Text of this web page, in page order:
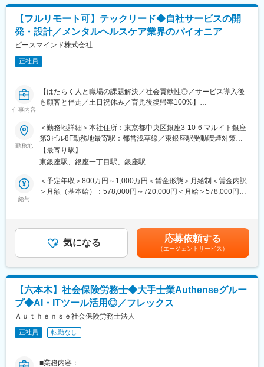
・大型＆新規プロジェクトに携わりたい方
・社会貢献の高い仕事がしたい方
・会社や事業を共につくりあげていきたい方
・専門特化するのではなく、幅広くチャレンジしたい方
変更の範囲：会社の定める業務
◇クライアントニーズやプロジェクト要件に応じた最適なソリュ
ーションの提案
◇開発プロセスの進捗管理、課題解決、品質管理
■ポジションの特徴：
ケーションをとりながら、5名程度のチームでプロダクト開発をリ
ードいただくポジションです。
■クライアント：
交通事業者や自動車業界関連の企業を中心に、自治体やインフラ
企業等、幅広いクライアントとかかわります。
※基本的に大手のプライム案件です。
■プロジェクト例：
・モビリティハブの運営・回遊性向上など、モビリティにかかわ
・位置情報を使用した次世代水素プラントの配送効率化システム
開発
・交通事業者向け自社の電子チケットアプリ開発
・位置情報を使用したポイント・クーポンアプリ開発
■アーバンテック：
「都市生活と都市の持続可能性をアップデートする技術」です。
■こんな方にぴったり：
・大型＆新規プロジェクトに携わりたい方
・専門特化するのではなく、幅広くチャレンジしたい方
【フルリモート可】テックリード◆自社サービスの開
発・設計／メンタルヘルスケア業界のパイオニア
ピースマインド株式会社
正社員
仕事内容
【はたらく人と職場の課題解決／社会貢献性◎／サービス導入後
も顧客と伴走／土日祝休み／育児後復帰率100%】
■業務内容：
テックリードとして、企業向けメンタルヘルスプラットフォーム
の開発をご担当いただきます。
■具体的な業務内容：
・開発チームの設計、実装のフォロー
・プロダクトの問い合わせ調査
・重要プロジェクトの技術設計、実装のリード
行
・プロダクトの技術選定、アーキテクチャ設計、技術的意思決定
の推進
・データベース：PostgreSQL
・ソースコード管理：GitHub + copilot
・インフラ：Heroku、AWS
■自社サービスについて：
◇ピースマインドが提供する企業向けメンタルヘルスのプラット
勤務地
＜勤務地詳細＞本社住所：東京都中央区銀座3-10-6 マルイト銀座
第3ビル8F勤務地最寄駅：都営浅草線／東銀座駅受動喫煙対策：
屋内全面禁煙変更の範囲：会社の定める事業所（リモートワーク
含む）
【最寄り駅】
東銀座駅、銀座一丁目駅、銀座駅
給与
＜予定年収＞800万円～1,000万円＜賃金形態＞月給制＜賃金内訳
＞月額（基本給）：578,000円～720,000円＜月給＞578,000円～
までも目安の金額であり、選考を通じて上下する可能性がありま
す。月給(月額)は固定手当を含めた表記です。
気になる 応募依頼する
（エージェントサービス）
【六本木】社会保険労務士◆大手士業Authenseグルー
プ◆AI・ITツール活用◎／フレックス
Ａｕｔｈｅｎｓｅ社会保険労務士法人
正社員 転勤なし
■業務内容：